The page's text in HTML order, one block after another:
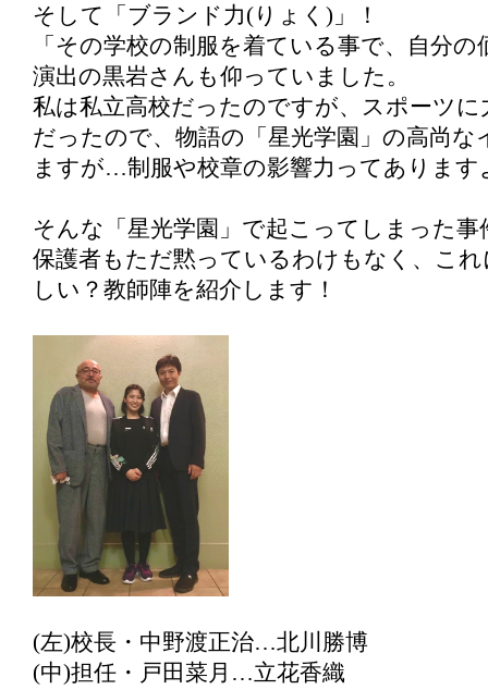
そして「ブランド力(りょく)」！
「その学校の制服を着ている事で、自分
演出の黒岩さんも仰っていました。
私は私立高校だったのですが、スポーツに
だったので、物語の「星光学園」の高尚な
ますが…制服や校章の影響力ってあります
そんな「星光学園」で起こってしまった
保護者もただ黙っているわけもなく、こ
しい？教師陣を紹介します！
(左)校長・中野渡正治…北川勝博
(中)担任・戸田菜月…立花香織